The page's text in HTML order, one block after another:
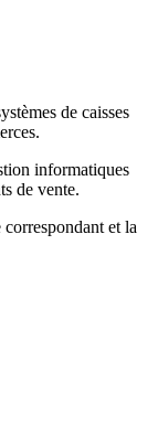
de caisses
informatiques
de vente.
et la